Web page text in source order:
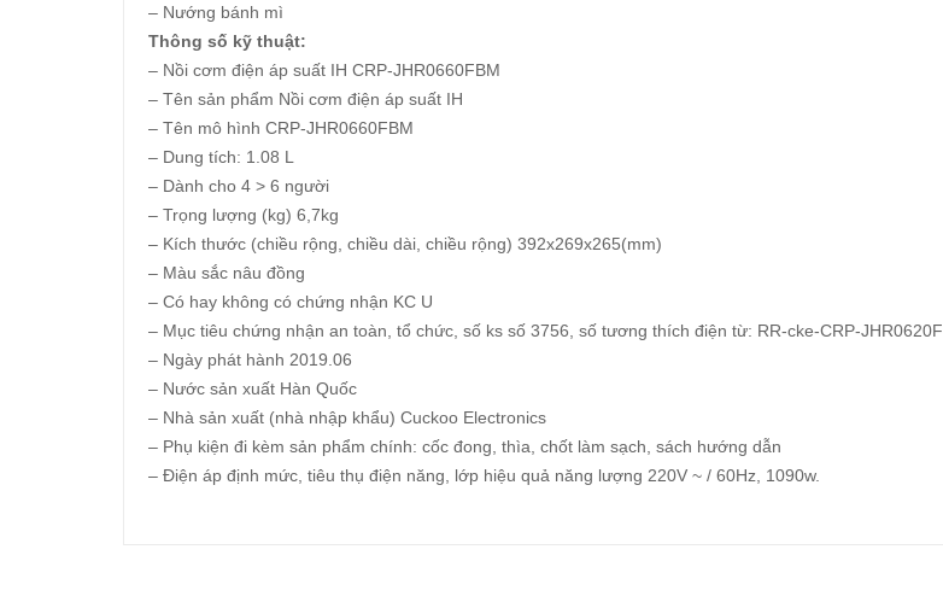
– Nướng bánh mì
Thông số kỹ thuật:
– Nồi cơm điện áp suất IH CRP-JHR0660FBM
– Tên sản phẩm Nồi cơm điện áp suất IH
– Tên mô hình CRP-JHR0660FBM
– Dung tích: 1.08 L
– Dành cho 4 > 6 người
– Trọng lượng (kg) 6,7kg
– Kích thước (chiều rộng, chiều dài, chiều rộng) 392x269x265(mm)
– Màu sắc nâu đồng
– Có hay không có chứng nhận KC U
– Mục tiêu chứng nhận an toàn, tổ chức, số ks số 3756, số tương thích điện từ: RR-cke-CRP-JHR0620F
– Ngày phát hành 2019.06
– Nước sản xuất Hàn Quốc
– Nhà sản xuất (nhà nhập khẩu) Cuckoo Electronics
– Phụ kiện đi kèm sản phẩm chính: cốc đong, thìa, chốt làm sạch, sách hướng dẫn
– Điện áp định mức, tiêu thụ điện năng, lớp hiệu quả năng lượng 220V ~ / 60Hz, 1090w.